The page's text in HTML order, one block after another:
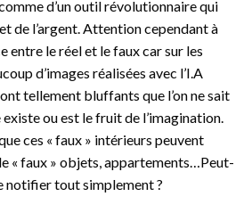
d’un outil révolutionnaire qui
de l’argent. Attention cependant à
entre le réel et le faux car sur les
d’images réalisées avec l’I.A
tellement bluffants que l’on ne sait
existe ou est le fruit de l’imagination.
ces « faux » intérieurs peuvent
« faux » objets, appartements…Peut-
notifier tout simplement ?